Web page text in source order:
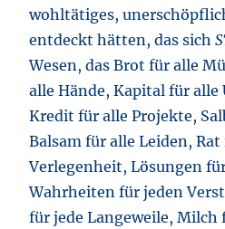
wohltätiges,
entdeckt hätten, das sich
Wesen, das Brot für alle
alle Hände, Kapital für
Kredit für alle Projekte,
Balsam für alle Leiden,
Verlegenheit, Lösungen
Wahrheiten für jeden
für jede Langeweile, Milch